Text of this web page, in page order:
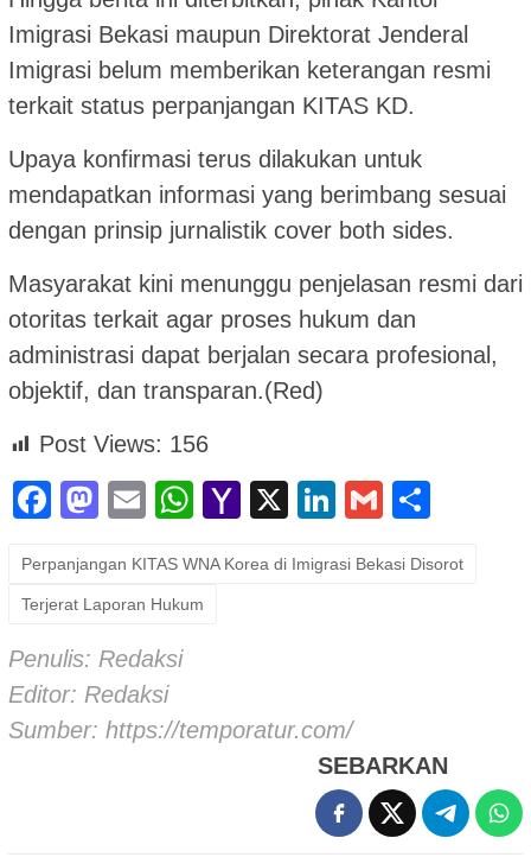
Imigrasi Bekasi maupun Direktorat Jenderal
Imigrasi belum memberikan keterangan resmi
terkait status perpanjangan KITAS KD.
Upaya konfirmasi terus dilakukan untuk
mendapatkan informasi yang berimbang sesuai
dengan prinsip jurnalistik cover both sides.
Masyarakat kini menunggu penjelasan resmi dari
otoritas terkait agar proses hukum dan
administrasi dapat berjalan secara profesional,
objektif, dan transparan.(Red)
Post Views: 156
Facebook
Mastodon
EmailWhatsApp
Yahoo
X LinkedIn
Gmail
Perpanjangan KITAS WNA Korea di Imigrasi Bekasi Disorot
Terjerat Laporan Hukum
Penulis: Redaksi
Editor: Redaksi
Sumber: https://temporatur.com/
SEBARKAN